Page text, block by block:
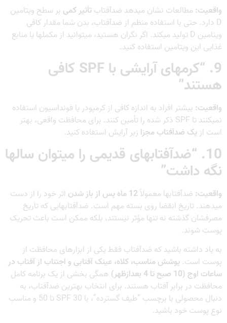
واقعیت: مطالعات نشان میدهد ضدآفتابتأثیر کمی بر سطح ویتامین
D دارد. حتی با استفاده منظم از ضدآفتاب، بدن شما مقدار کافی
ویتامین D تولید میکند. اگر نگران هستید، میتوانید از مکملها یا منابع
غذایی این ویتامین استفاده کنید.
9. “کرمهای آرایشی با SPF کافی
هستند”
واقعیت: بیشتر افراد به اندازه کافی از کرمپودر یا فونداسیون استفاده
نمیکنند تا SPF ذکر شده را تأمین کنند. برای محافظت واقعی، بهتر
است ازیک ضدآفتاب مجزا زیر آرایش استفاده کنید.
10. “ضدآفتابهای قدیمی را میتوان سالها
نگه داشت”
واقعیت: ضدآفتابها معمولاً12 ماه پس از باز شدن
اثر خود را از دست
میدهند. تاریخ انقضا روی بسته مهم است. ضدآفتابهایی که تاریخ
مصرفشان گذشته نه تنها مؤثر نیستند، بلکه ممکن است باعث تحریک
پوست شوند.
به یاد داشته باشید که ضدآفتاب فقط یکی از ابزارهای محافظت از
پوست است. پوشش مناسب، کلاه، عینک آفتابی و اجتناب از آفتاب در
ساعات اوج (10 صبح تا 4 بعدازظهر)
همگی بخشی از یک برنامه کامل
محافظت در برابر آفتاب هستند. برای انتخاب بهترین ضدآفتاب، به
دنبال محصولی با برچسب “طیف گسترده”، با SPF 30 تا 50 و مناسب
نوع پوست خود باشید.